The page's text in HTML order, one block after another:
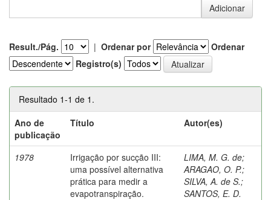
Result./Pág. | Ordenar por
Ordenar
Registro(s)
Resultado 1-1 de 1.
Ano de
publicação
Título Autor(es)
1978
Irrigação por sucção III:
uma possível alternativa
prática para medir a
evapotranspiração.
LIMA, M. G. de;
ARAGAO, O. P.;
SILVA, A. de S.;
SANTOS, E. D.